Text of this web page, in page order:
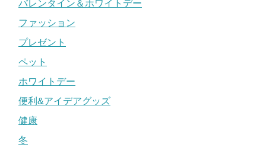
バレンタイン＆ホワイトデー
ファッション
プレゼント
ペット
ホワイトデー
便利&アイデアグッズ
健康
冬